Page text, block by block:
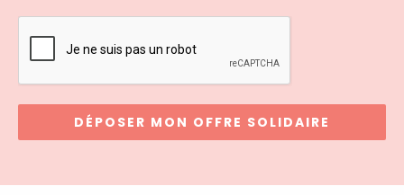
DÉPOSER MON OFFRE SOLIDAIRE